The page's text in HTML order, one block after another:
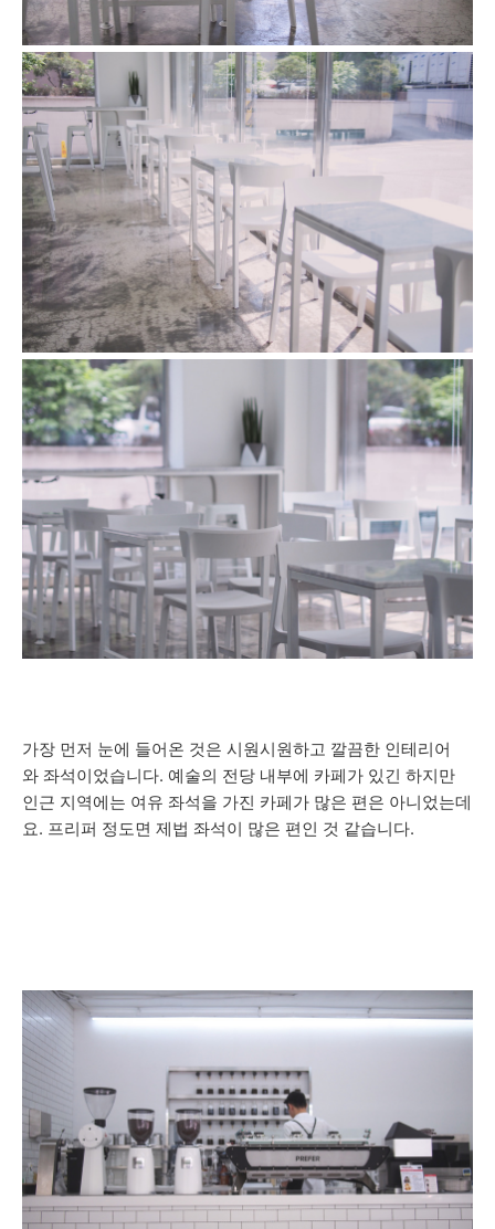
가장 먼저 눈에 들어온 것은 시원시원하고 깔끔한 인테리어
와 좌석이었습니다. 예술의 전당 내부에 카페가 있긴 하지만
인근 지역에는 여유 좌석을 가진 카페가 많은 편은 아니었는데
요. 프리퍼 정도면 제법 좌석이 많은 편인 것 같습니다.